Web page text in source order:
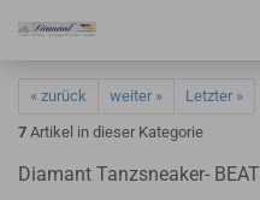
« zurück weiter »
Letzter »
7 Artikel in dieser Kategorie
Diamant Tanzsneaker- BEAT